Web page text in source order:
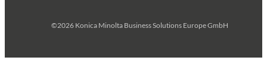
©2026 Konica Minolta Business Solutions Europe GmbH